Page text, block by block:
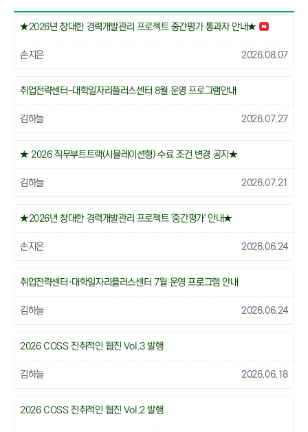
★2026년 창대한 경력개발관리 프로젝트 중간평가 통과자 안내★
손지은 2026.08.07
취업전략센터-대학일자리플러스센터 8월 운영 프로그램안내
김하늘 2026.07.27
★ 2026 직무부트트랙(시뮬레이션형) 수료 조건 변경 공지★
김하늘 2026.07.21
★2026년 창대한 경력개발관리 프로젝트 '중간평가' 안내★
손지은 2026.06.24
취업전략센터·대학일자리플러스센터 7월 운영 프로그램 안내
김하늘 2026.06.24
2026 COSS 진취적인 웹진 Vol.3 발행
김하늘 2026.06.18
2026 COSS 진취적인 웹진 Vol.2 발행